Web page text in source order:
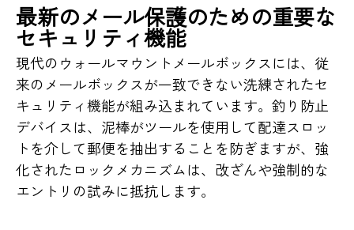
最新のメール保護のための重要な
セキュリティ機能
現代のウォールマウントメールボックスには、従
来のメールボックスが一致できない洗練されたセ
キュリティ機能が組み込まれています。釣り防止
デバイスは、泥棒がツールを使用して配達スロッ
トを介して郵便を抽出することを防ぎますが、強
化されたロックメカニズムは、改ざんや強制的な
エントリの試みに抵抗します。